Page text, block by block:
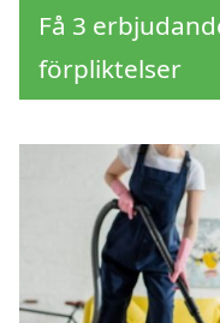
Få 3
förpliktelser